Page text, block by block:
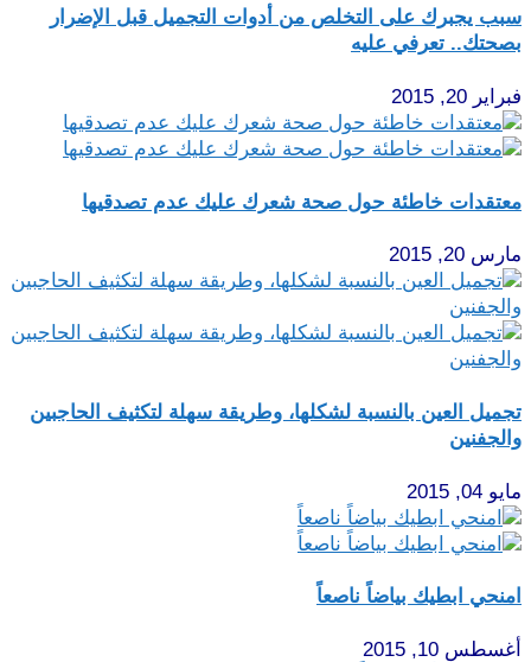
سبب يجبرك على التخلص من أدوات التجميل قبل الإضرار
بصحتك.. تعرفي عليه
فبراير 20, 2015
معتقدات خاطئة حول صحة شعرك عليك عدم تصدقيها
مارس 20, 2015
تجميل العين بالنسبة لشكلها، وطريقة سهلة لتكثيف الحاجبين
والجفنين
مايو 04, 2015
امنحي ابطيك بياضاً ناصعاً
أغسطس 10, 2015